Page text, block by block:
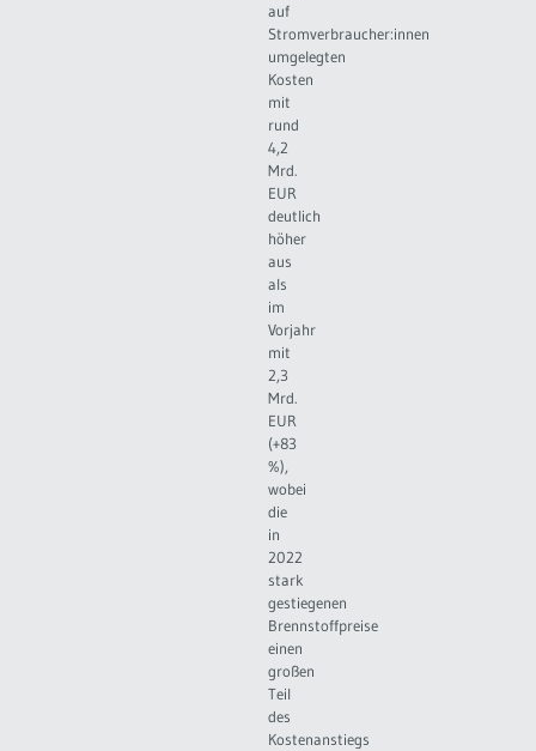
auf
Stromverbraucher:innen
umgelegten
Kosten
mit
rund
4,2
Mrd.
EUR
deutlich
höher
aus
als
im
Vorjahr
mit
2,3
Mrd.
EUR
(+83
%),
wobei
die
in
2022
stark
gestiegenen
Brennstoffpreise
einen
großen
Teil
des
Kostenanstiegs